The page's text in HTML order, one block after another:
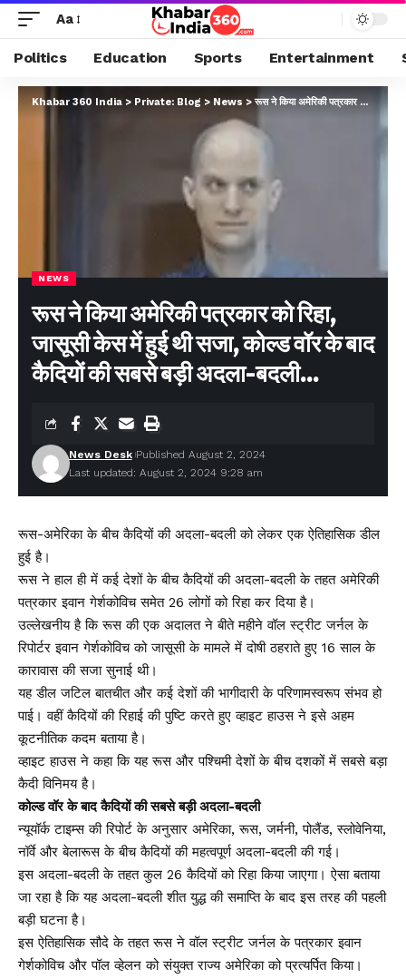
Aa
Politics Education Sports Entertainment
Khabar 360 India > Private: Blog > News >रूस ने किया अमेरिकी पत्रकार को रिहा, जासूसी केस में हुई थी सजा, कोल्ड वॉर के बाद कैदियों की सबसे बड़ी अदला-बदली…
NEWS
रूस ने किया अमेरिकी पत्रकार को रिहा,
जासूसी केस में हुई थी सजा, कोल्ड वॉर के बाद
कैदियों की सबसे बड़ी अदला-बदली…
Last updated: August 2, 2024 9:28 am
News Desk Published August 2, 2024
रूस-अमेरिका के बीच कैदियों की अदला-बदली को लेकर एक ऐतिहासिक डील
हुई है।
रूस ने हाल ही में कई देशों के बीच कैदियों की अदला-बदली के तहत अमेरिकी
पत्रकार इवान गेर्शकोविच समेत 26 लोगों को रिहा कर दिया है।
उल्लेखनीय है कि रूस की एक अदालत ने बीते महीने वॉल स्ट्रीट जर्नल के
रिपोर्टर इवान गेर्शकोविच को जासूसी के मामले में दोषी ठहराते हुए 16 साल के
कारावास की सजा सुनाई थी।
यह डील जटिल बातचीत और कई देशों की भागीदारी के परिणामस्वरूप संभव हो
पाई। वहीं कैदियों की रिहाई की पुष्टि करते हुए व्हाइट हाउस ने इसे अहम
कूटनीतिक कदम बताया है।
व्हाइट हाउस ने कहा कि यह रूस और पश्चिमी देशों के बीच दशकों में सबसे बड़ा
कैदी विनिमय है।
कोल्ड वॉर के बाद कैदियों की सबसे बड़ी अदला-बदली
न्यूयॉर्क टाइम्स की रिपोर्ट के अनुसार अमेरिका, रूस, जर्मनी, पोलैंड, स्लोवेनिया,
नॉर्वे और बेलारूस के बीच कैदियों की महत्वपूर्ण अदला-बदली की गई।
इस अदला-बदली के तहत कुल 26 कैदियों को रिहा किया जाएगा। ऐसा बताया
जा रहा है कि यह अदला-बदली शीत युद्ध की समाप्ति के बाद इस तरह की पहली
बड़ी घटना है।
इस ऐतिहासिक सौदे के तहत रूस ने वॉल स्ट्रीट जर्नल के पत्रकार इवान
गेर्शकोविच और पॉल व्हेलन को संयुक्त राज्य अमेरिका को प्रत्यर्पित किया।